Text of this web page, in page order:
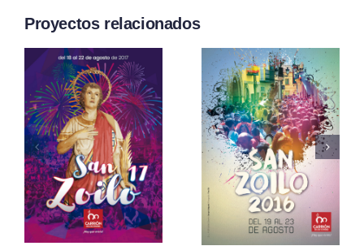
Proyectos relacionados
San Zoilo
2016
San Zoilo
2015